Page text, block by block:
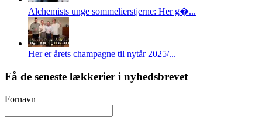
Alchemists unge sommelierstjerne: Her g�...
Her er årets champagne til nytår 2025/...
Få de seneste lækkerier i nyhedsbrevet
Fornavn